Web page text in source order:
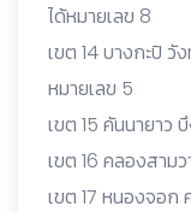
ได้หมายเลข 8
เขต 14 บางกะปิ
หมายเลข 5
เขต 15 คันนายาว
เขต 16 คลองสาม
เขต 17 หนองจอก